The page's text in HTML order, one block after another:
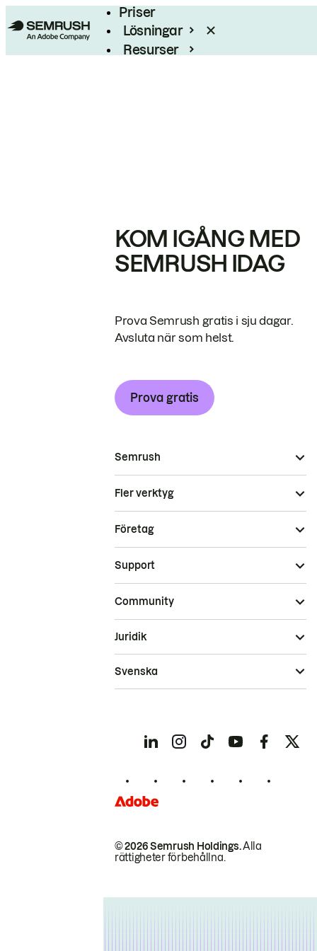
Priser
Lösningar
Resurser
KOM IGÅNG MED
SEMRUSH IDAG
Prova Semrush gratis i sju dagar.
Avsluta när som helst.
Prova gratis
Semrush
Fler verktyg
Företag
Support
Community
© 2026 Semrush Holdings.Alla
rättigheter förbehållna.
Juridik
Svenska